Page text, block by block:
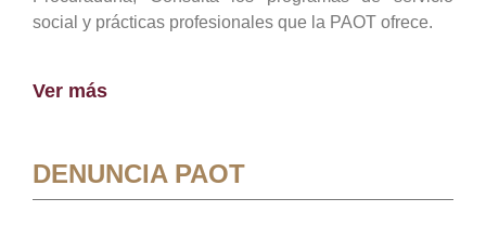
social y prácticas profesionales que la PAOT ofrece.
Ver más
DENUNCIA PAOT